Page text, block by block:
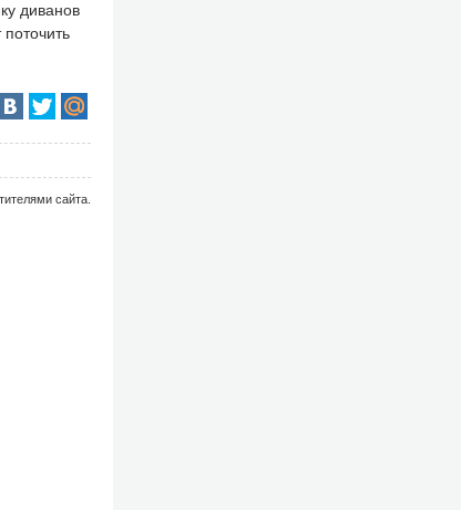
диванов
сайта.